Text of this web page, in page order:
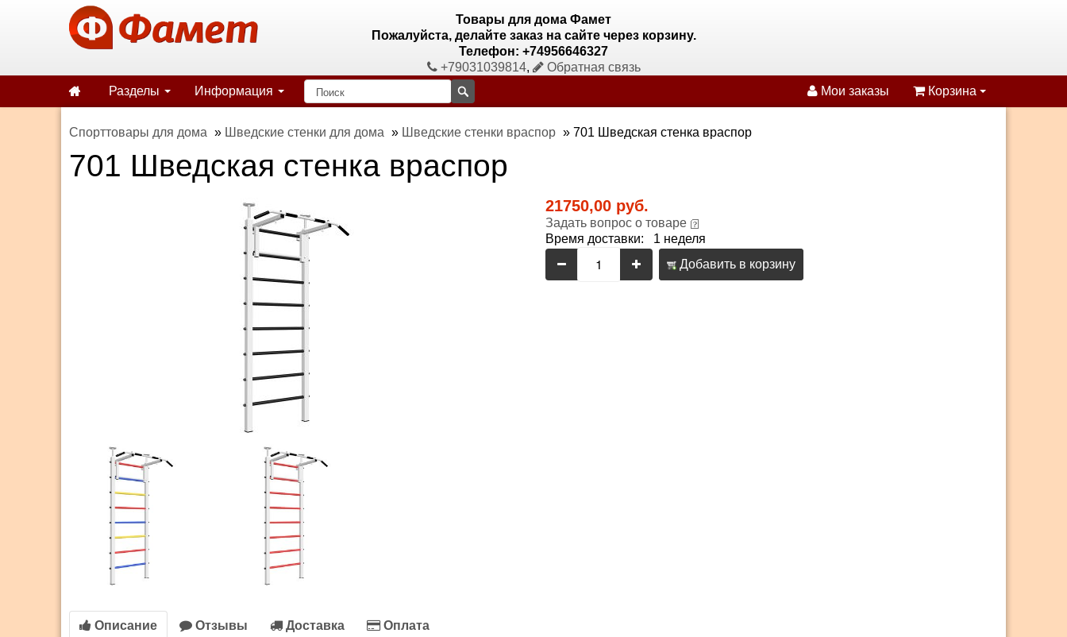
Товары для дома Фамет
Пожалуйста, делайте заказ на сайте через корзину.
Телефон: +74956646327
+79031039814,
Обратная связь
Разделы
Информация Мои заказы Корзина
Спорттовары для дома » Шведские стенки для дома » Шведские стенки враспор » 701 Шведская стенка враспор
701 Шведская стенка враспор
21750,00 руб.
Задать вопрос о товаре
Время доставки: 1 неделя
Добавить в корзину
Описание Отзывы Доставка Оплата